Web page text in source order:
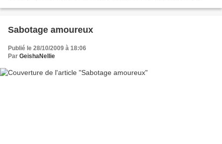
Sabotage amoureux
Publié le 28/10/2009 à 18:06
Par GeishaNellie